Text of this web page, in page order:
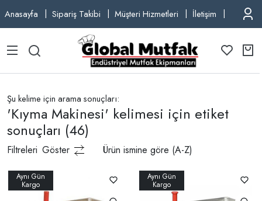
Anasayfa Sipariş Takibi Müşteri Hizmetleri İletişim TEL:
Şu kelime için arama sonuçları:
'Kıyma Makinesi' kelimesi için etiket
sonuçları (46)
Filtreleri Göster Ürün ismine göre (A-Z)